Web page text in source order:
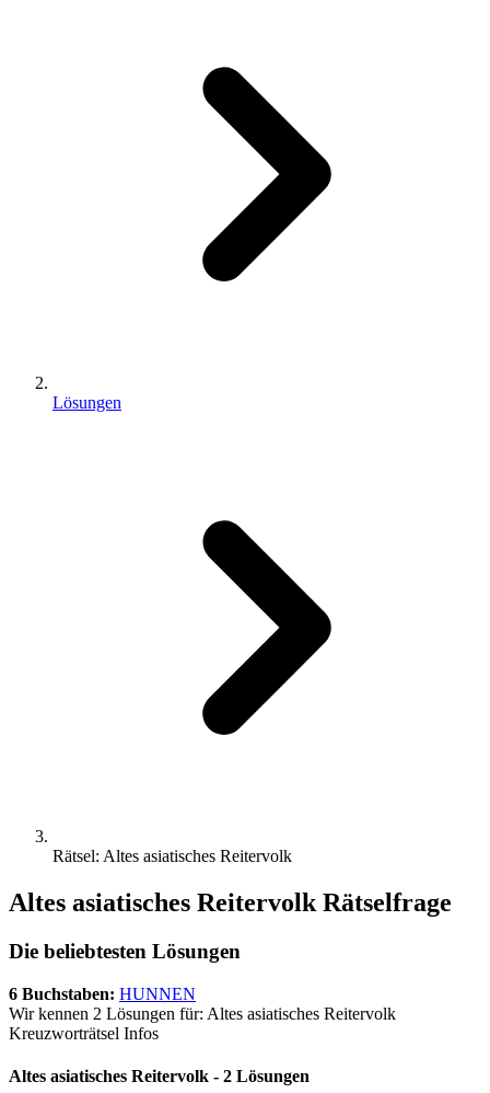
Lösungen
Rätsel: Altes asiatisches Reitervolk
Altes asiatisches Reitervolk Rätselfrage
Die beliebtesten Lösungen
6 Buchstaben: HUNNEN
Wir kennen 2 Lösungen für: Altes asiatisches Reitervolk
Kreuzworträtsel Infos
Altes asiatisches Reitervolk - 2 Lösungen